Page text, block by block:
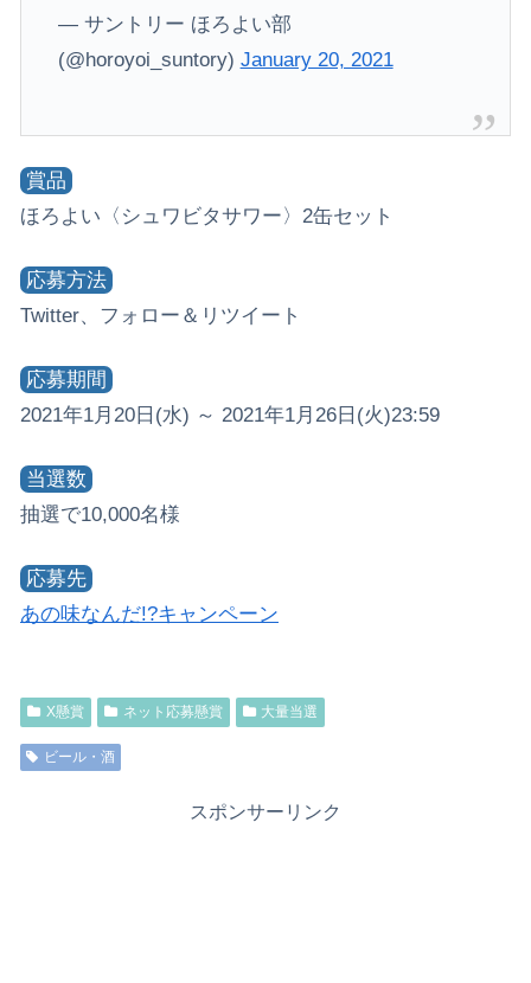
— サントリー ほろよい部
(@horoyoi_suntory) January 20, 2021
賞品
ほろよい〈シュワビタサワー〉2缶セット
応募方法
Twitter、フォロー＆リツイート
応募期間
2021年1月20日(水) ～ 2021年1月26日(火)23:59
当選数
抽選で10,000名様
応募先
あの味なんだ!?キャンペーン
X懸賞 ネット応募懸賞 大量当選
ビール・酒
スポンサーリンク